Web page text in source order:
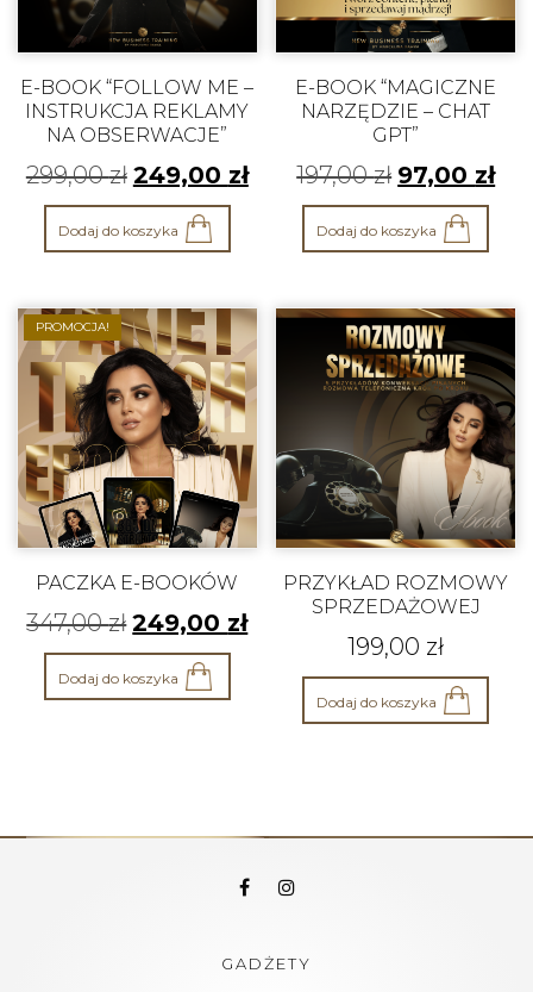
E-BOOK “FOLLOW ME –
INSTRUKCJA REKLAMY
NA OBSERWACJE”
299,00zł 249,00 zł
Dodaj do koszyka
E-BOOK “MAGICZNE
NARZĘDZIE – CHAT
GPT”
197,00zł 97,00 zł
Dodaj do koszyka
PROMOCJA!
PACZKA E-BOOKÓW
347,00zł 249,00 zł
Dodaj do koszyka
PRZYKŁAD ROZMOWY
SPRZEDAŻOWEJ
199,00 zł
Dodaj do koszyka
GADŻETY